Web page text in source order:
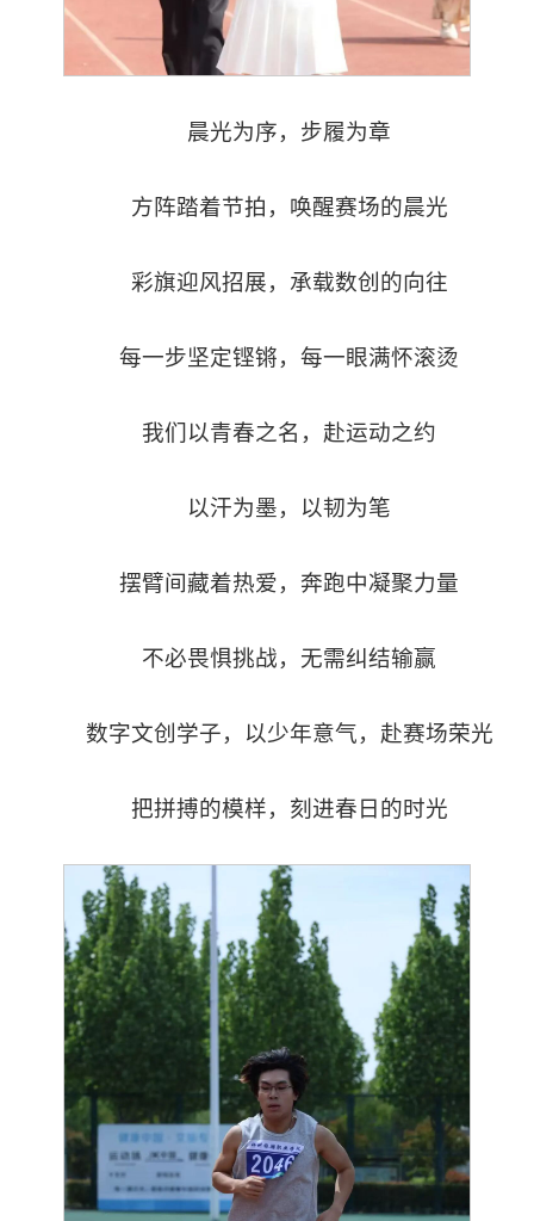
晨光为序，步履为章
方阵踏着节拍，唤醒赛场的晨光
彩旗迎风招展，承载数创的向往
每一步坚定铿锵，每一眼满怀滚烫
我们以青春之名，赴运动之约
以汗为墨，以韧为笔
摆臂间藏着热爱，奔跑中凝聚力量
不必畏惧挑战，无需纠结输赢
数字文创学子，以少年意气，赴赛场荣光
把拼搏的模样，刻进春日的时光